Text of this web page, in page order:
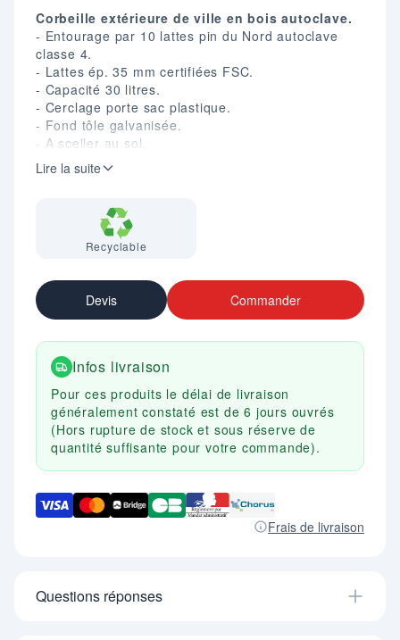
Corbeille extérieure de ville en bois autoclave.
- Entourage par 10 lattes pin du Nord autoclave
classe 4.
- Lattes ép. 35 mm certifiées FSC.
- Capacité 30 litres.
- Cerclage porte sac plastique.
- Fond tôle galvanisée.
- A sceller au sol.
- Dim. (mm) : H. 690 X L. 420 X P. 300.
- Disponible en version avec ou sans couvercle
Lire la suite
Recyclable
Devis Commander
Infos livraison
Pour ces produits le délai de livraison
généralement constaté est de 6 jours ouvrés
(Hors rupture de stock et sous réserve de
quantité suffisante pour votre commande).
Frais de livraison
Questions réponses